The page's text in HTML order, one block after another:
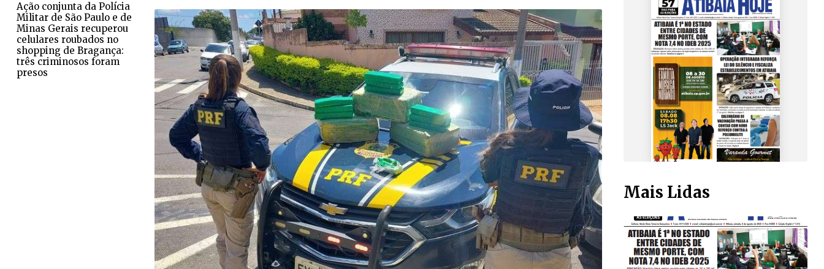
Ação conjunta da Polícia
Militar de São Paulo e de
Minas Gerais recuperou
celulares roubados no
shopping de Bragança:
três criminosos foram
presos
Mais Lidas